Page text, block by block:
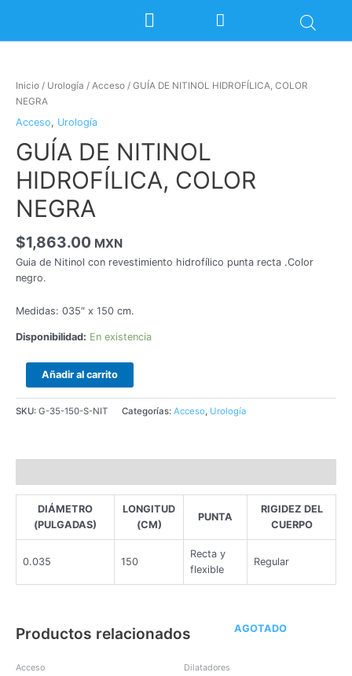
contenido
Inicio / Urología / Acceso / GUÍA DE NITINOL HIDROFÍLICA, COLOR
NEGRA
Acceso, Urología
GUÍA DE NITINOL
HIDROFÍLICA, COLOR
NEGRA
$1,863.00 MXN
Guia de Nitinol con revestimiento hidrofílico punta recta .Color
negro.
Medidas: 035″ x 150 cm.
Disponibilidad: En existencia
NITINOL
HIDROFÍLICA,
NEGRA
cantidad
Añadir al carrito
SKU: G-35-150-S-NIT Categorías: Acceso, Urología
DIÁMETRO
(PULGADAS)
LONGITUD
(CM)
PUNTA
RIGIDEZ DEL
CUERPO
0.035 150
Recta y
flexible
Regular
Productos relacionados
Acceso
AGOTADO
Dilatadores